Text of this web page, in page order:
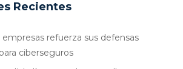
Recientes
empresas refuerza sus defensas
ciberseguros